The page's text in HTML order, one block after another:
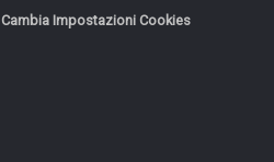
Cambia Impostazioni Cookies